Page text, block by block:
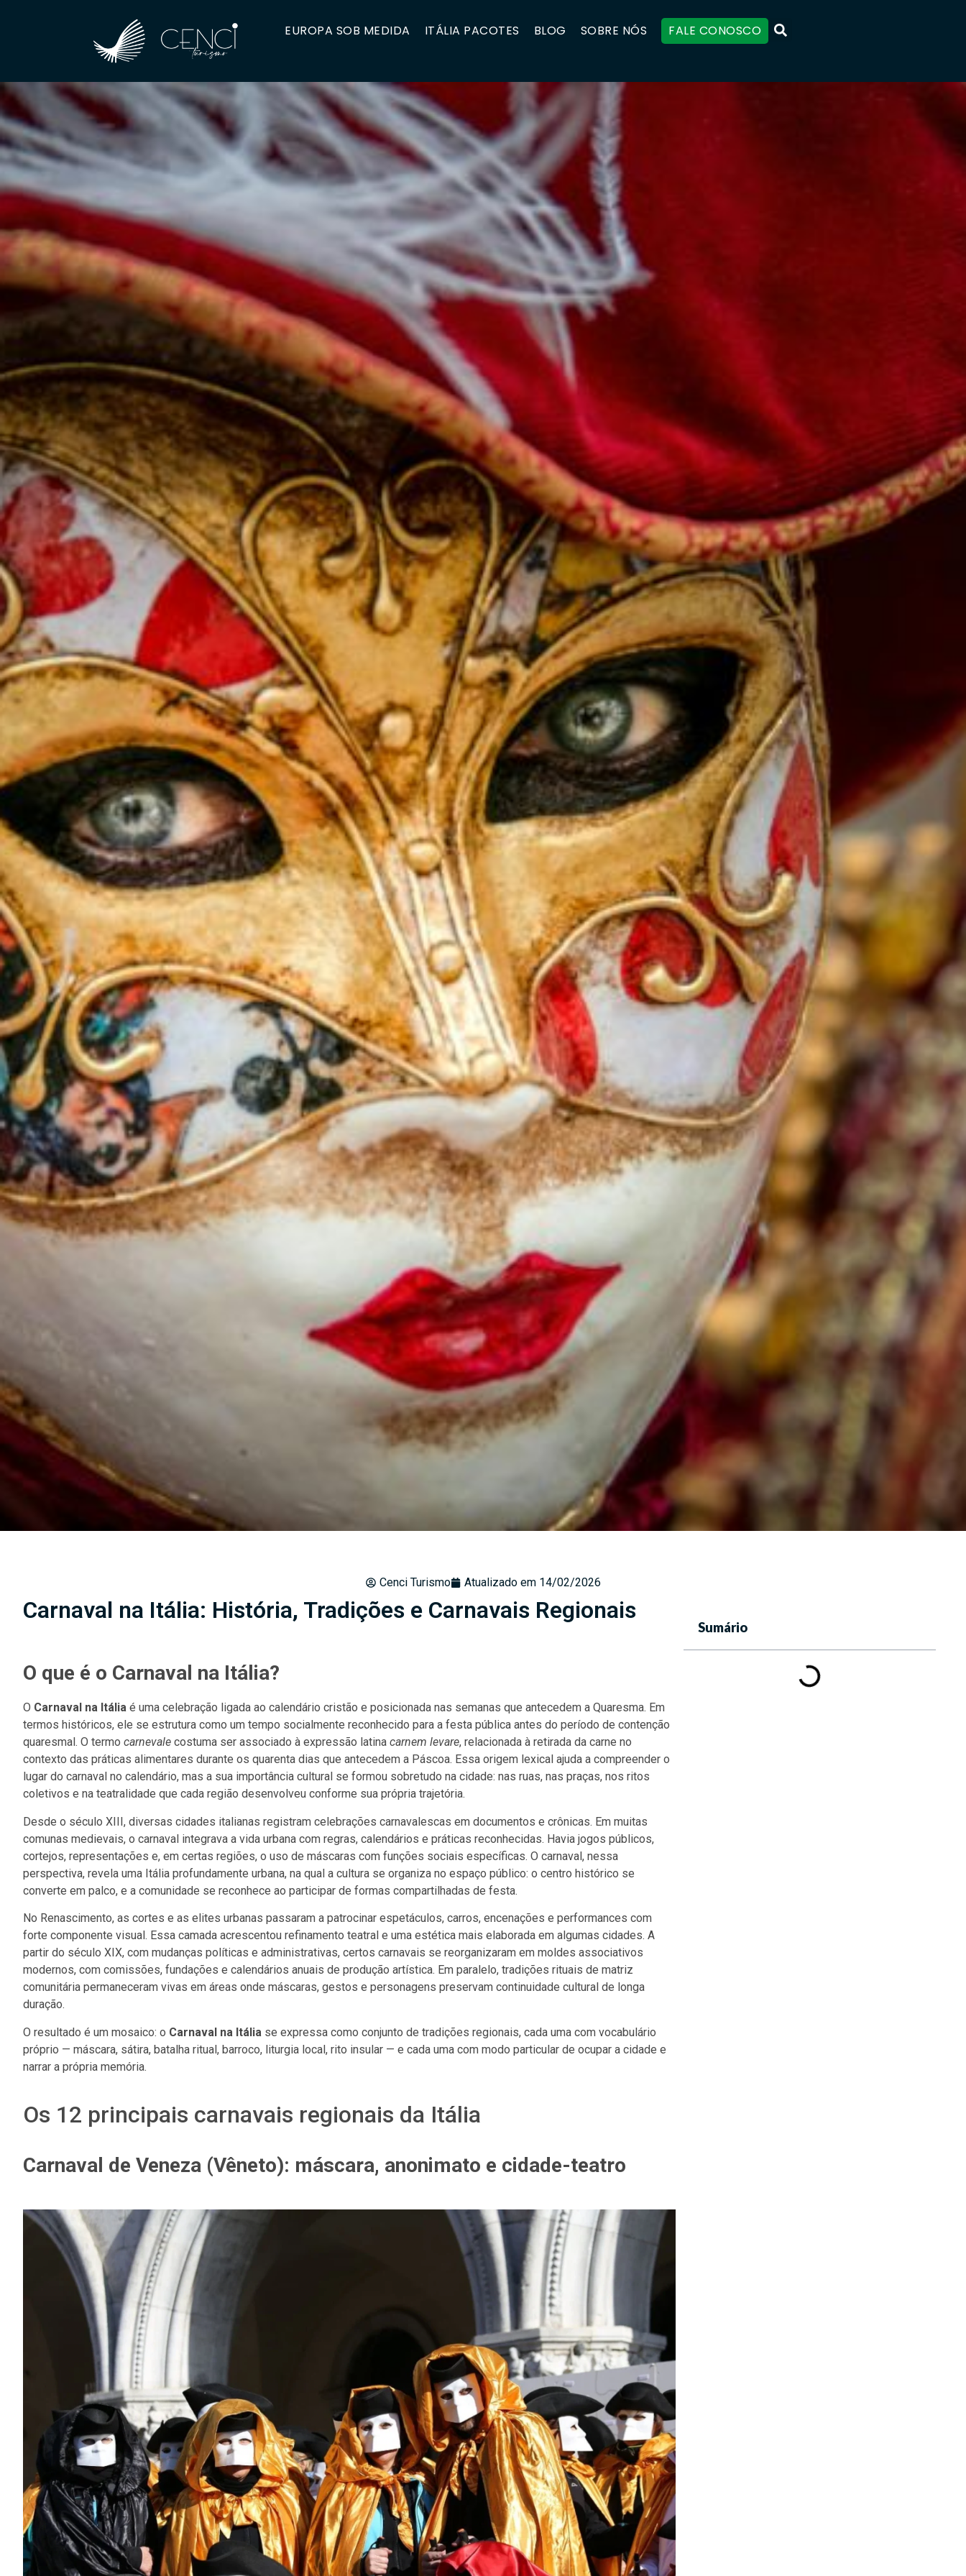
EUROPA SOB MEDIDA ITÁLIA PACOTES BLOG SOBRE NÓS FALE CONOSCO
Cenci Turismo Atualizado em 14/02/2026
Carnaval na Itália: História, Tradições e Carnavais Regionais
O que é o Carnaval na Itália?
O Carnaval na Itália é uma celebração ligada ao calendário cristão e posicionada nas semanas que antecedem a Quaresma. Em
termos históricos, ele se estrutura como um tempo socialmente reconhecido para a festa pública antes do período de contenção
quaresmal. O termo carnevale costuma ser associado à expressão latina carnem levare, relacionada à retirada da carne no
contexto das práticas alimentares durante os quarenta dias que antecedem a Páscoa. Essa origem lexical ajuda a compreender o
lugar do carnaval no calendário, mas a sua importância cultural se formou sobretudo na cidade: nas ruas, nas praças, nos ritos
coletivos e na teatralidade que cada região desenvolveu conforme sua própria trajetória.
Desde o século XIII, diversas cidades italianas registram celebrações carnavalescas em documentos e crônicas. Em muitas
comunas medievais, o carnaval integrava a vida urbana com regras, calendários e práticas reconhecidas. Havia jogos públicos,
cortejos, representações e, em certas regiões, o uso de máscaras com funções sociais específicas. O carnaval, nessa
perspectiva, revela uma Itália profundamente urbana, na qual a cultura se organiza no espaço público: o centro histórico se
converte em palco, e a comunidade se reconhece ao participar de formas compartilhadas de festa.
No Renascimento, as cortes e as elites urbanas passaram a patrocinar espetáculos, carros, encenações e performances com
forte componente visual. Essa camada acrescentou refinamento teatral e uma estética mais elaborada em algumas cidades. A
partir do século XIX, com mudanças políticas e administrativas, certos carnavais se reorganizaram em moldes associativos
modernos, com comissões, fundações e calendários anuais de produção artística. Em paralelo, tradições rituais de matriz
comunitária permaneceram vivas em áreas onde máscaras, gestos e personagens preservam continuidade cultural de longa
duração.
O resultado é um mosaico: o Carnaval na Itália se expressa como conjunto de tradições regionais, cada uma com vocabulário
próprio — máscara, sátira, batalha ritual, barroco, liturgia local, rito insular — e cada uma com modo particular de ocupar a cidade e
narrar a própria memória.
Os 12 principais carnavais regionais da Itália
Carnaval de Veneza (Vêneto): máscara, anonimato e cidade-teatro
Sumário